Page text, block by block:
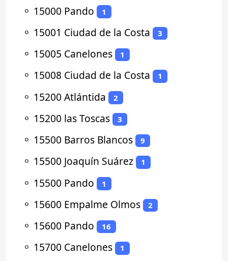
⚬ 15000 Pando 1
⚬ 15001 Ciudad de la Costa 3
⚬ 15005 Canelones 1
⚬ 15008 Ciudad de la Costa 1
⚬ 15200 Atlántida 2
⚬ 15200 las Toscas 3
⚬ 15500 Barros Blancos 9
⚬ 15500 Joaquín Suárez 1
⚬ 15500 Pando 1
⚬ 15600 Empalme Olmos 2
⚬ 15600 Pando 16
⚬ 15700 Canelones 1